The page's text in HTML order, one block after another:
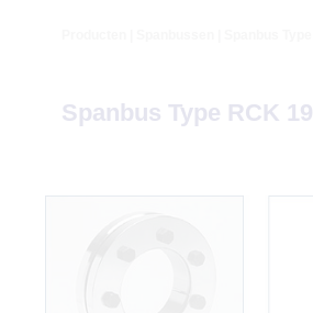
Spanbus Type RCK 19